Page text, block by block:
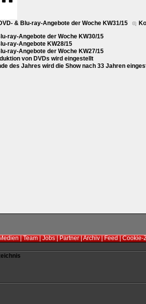
& Blu-ray-Angebote der Woche KW31/15
ray-Angebote der Woche KW30/15
ray-Angebote KW28/15
ray-Angebote der Woche KW27/15
von DVDs wird eingestellt
des Jahres wird die Show nach 33 Jahren
|Team|Jobs|Partner|Archiv|Feed|Cookie-